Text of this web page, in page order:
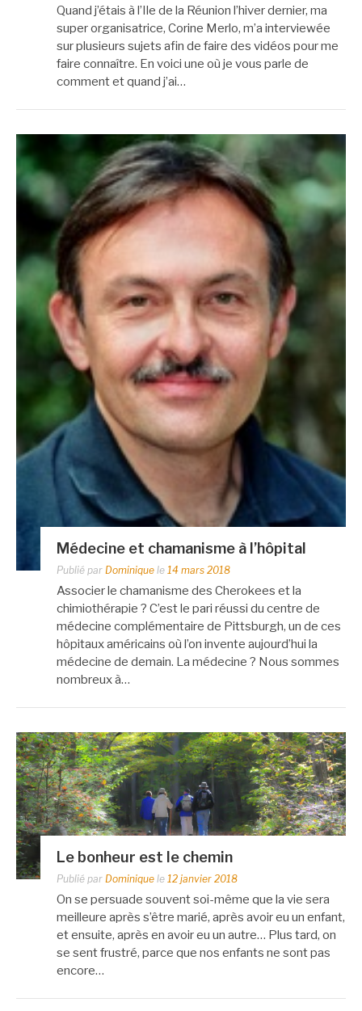
Quand j’étais à l’Ile de la Réunion l’hiver dernier, ma
super organisatrice, Corine Merlo, m’a interviewée
sur plusieurs sujets afin de faire des vidéos pour me
faire connaître. En voici une où je vous parle de
comment et quand j’ai…
Médecine et chamanisme à l’hôpital
Publié par Dominique le 14 mars 2018
Associer le chamanisme des Cherokees et la
chimiothérapie ? C’est le pari réussi du centre de
médecine complémentaire de Pittsburgh, un de ces
hôpitaux américains où l’on invente aujourd’hui la
médecine de demain. La médecine ? Nous sommes
nombreux à…
Le bonheur est le chemin
Publié par Dominique le 12 janvier 2018
On se persuade souvent soi-même que la vie sera
meilleure après s’être marié, après avoir eu un enfant,
et ensuite, après en avoir eu un autre… Plus tard, on
se sent frustré, parce que nos enfants ne sont pas
encore…